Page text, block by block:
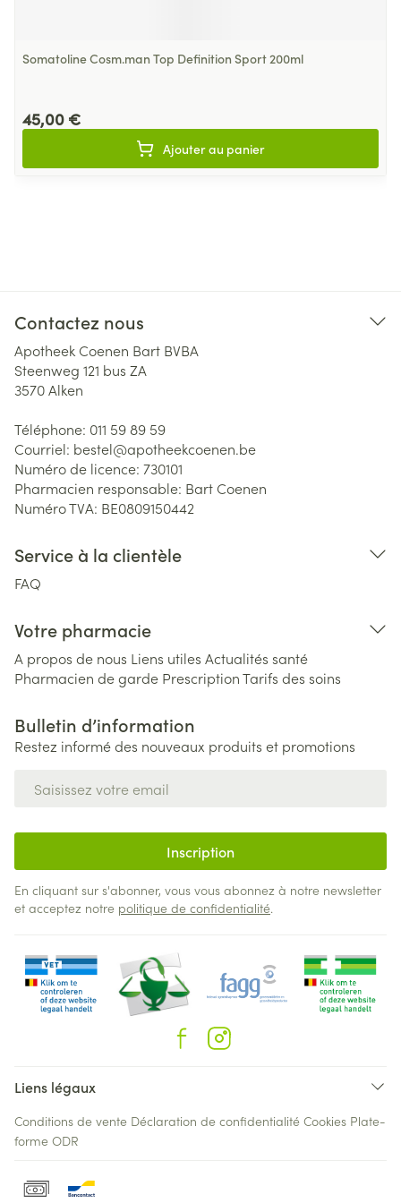
Somatoline Cosm.man Top Definition Sport 200ml
45,00 €
Ajouter au panier
Contactez nous
Apotheek Coenen Bart BVBA
Steenweg 121 bus ZA
3570Alken
Téléphone: 011 59 89 59
Courriel: bestel@apotheekcoenen.be
Numéro de licence: 730101
Pharmacien responsable: Bart Coenen
Numéro TVA: BE0809150442
Service à la clientèle
FAQ
Votre pharmacie
A propos de nous Liens utiles Actualités santé
Pharmacien de garde PrescriptionTarifs des soins
Bulletin d’information
Restez informé des nouveaux produits et promotions
Inscription
En cliquant sur s'abonner, vous vous abonnez à notre newsletter
et acceptez notre politique de confidentialité.
Liens légaux
Conditions de vente Déclaration de confidentialité Cookies Plate-
forme ODR